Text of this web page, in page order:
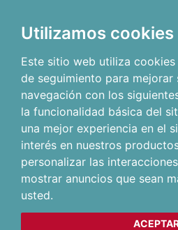
Utilizamos cookies
Este sitio web utiliza
de seguimiento para mejorar
navegación con los
la funcionalidad básica del
una mejor experiencia en el
interés en nuestros
personalizar las
mostrar anuncios que sean
usted.